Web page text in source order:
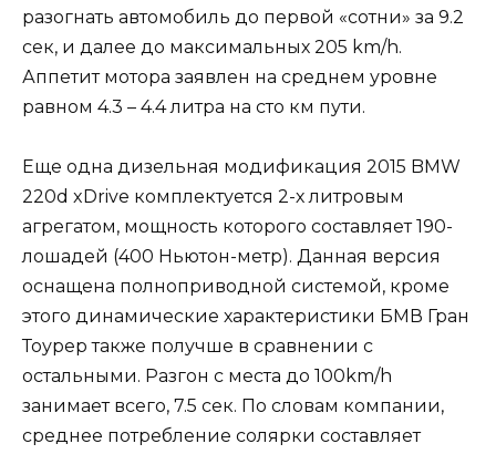
разогнать автомобиль до первой «сотни» за 9.2
сек, и далее до максимальных 205 km/h.
Аппетит мотора заявлен на среднем уровне
равном 4.3 – 4.4 литра на сто км пути.
Еще одна дизельная модификация 2015 BMW
220d xDrive комплектуется 2-х литровым
агрегатом, мощность которого составляет 190-
лошадей (400 Ньютон-метр). Данная версия
оснащена полноприводной системой, кроме
этого динамические характеристики БМВ Гран
Тоурер также получше в сравнении с
остальными. Разгон с места до 100km/h
занимает всего, 7.5 сек. По словам компании,
среднее потребление солярки составляет